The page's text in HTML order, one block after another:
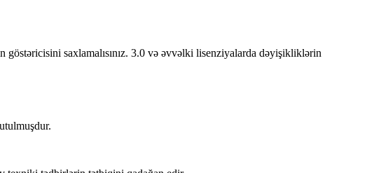
saxlamalısınız. 3.0 və əvvəlki lisenziyalarda dəyişikliklərin